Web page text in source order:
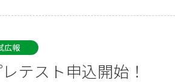
広報
レテスト申込開始！